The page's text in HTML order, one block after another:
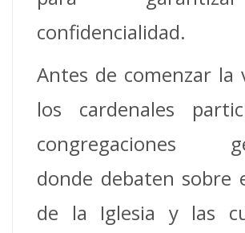
confidencialidad.
Antes de comenzar la
los cardenales
congregaciones
donde debaten sobre
de la Iglesia y las